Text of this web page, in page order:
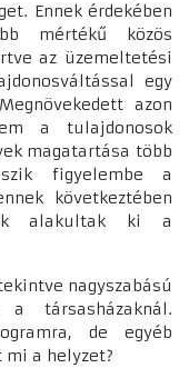
Ennek érdekében
mértékű közös
az üzemeltetési
egy
azon
a tulajdonosok
magatartása több
figyelembe a
következtében
alakultak ki a
nagyszabású
társasházaknál.
de egyéb
a helyzet?